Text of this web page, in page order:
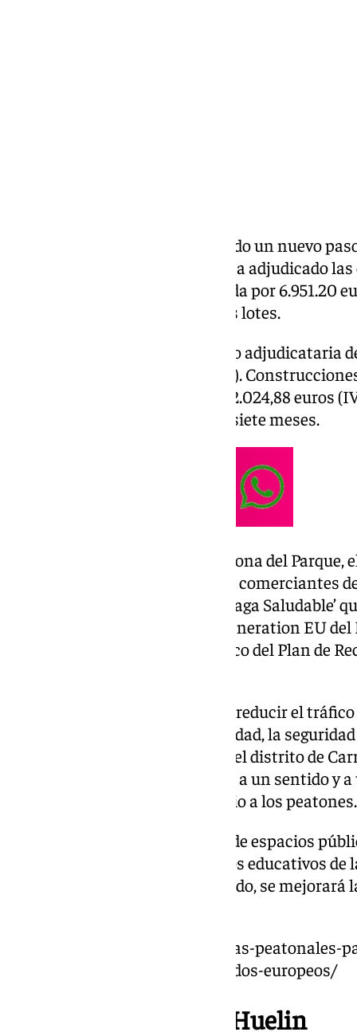
ha dado un nuevo
través del Área de Urbanismo, ha adjudicado
renaturalización de esta barriada por 6.951.20
de esta obra está dividida en dos lotes.
La entidad Guamar ha resultado adjudicataria
2.979.396,27 euros (IVA incluido).
adjudicataria del lote 2 por 3.972.024,88 euros
ejecución de los dos lotes es de siete meses.
Tal y como indican desde la Casona del
consenso de los vecinos y de los comerciantes
parte de la segunda fase de ‘Málaga
convocatoria de fondos Next Generation EU
Movilidad Sostenible, en el marco del Plan de
El objetivo de esta actuación es reducir el
el peatón y mejorar la accesibilidad, la
medioambiental en esta zona del distrito de
reducir la calzada rodada de dos a un sentido
interiores y destinar este espacio a los peatones.
El proyecto incluye la creación de espacios
los entornos de los cinco centros educativos de
mercado municipal. De este modo, se
https://www.101tv.es/mas-zonas-peatonales-
va-a-hacer-con-los-nuevos-fondos-europeos/
Renaturalización de Huelin